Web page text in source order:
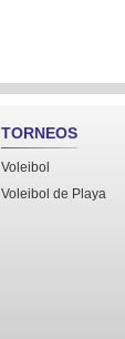
TORNEOS
Voleibol
Voleibol de Playa